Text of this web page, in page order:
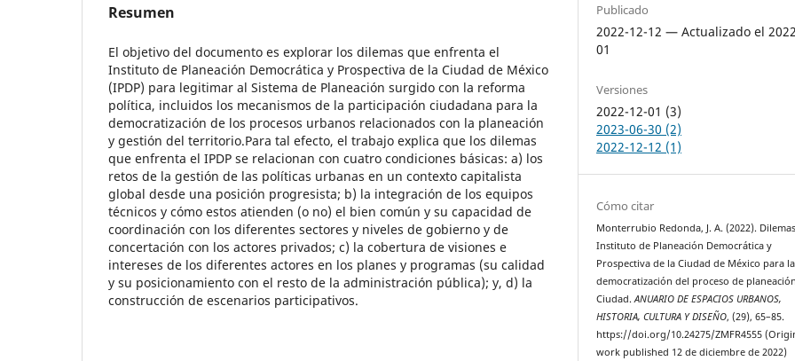
Resumen
El objetivo del documento es explorar los dilemas que enfrenta el
Instituto de Planeación Democrática y Prospectiva de la Ciudad de México
(IPDP) para legitimar al Sistema de Planeación surgido con la reforma
política, incluidos los mecanismos de la participación ciudadana para la
democratización de los procesos urbanos relacionados con la planeación
y gestión del territorio.Para tal efecto, el trabajo explica que los dilemas
que enfrenta el IPDP se relacionan con cuatro condiciones básicas: a) los
retos de la gestión de las políticas urbanas en un contexto capitalista
global desde una posición progresista; b) la integración de los equipos
técnicos y cómo estos atienden (o no) el bien común y su capacidad de
coordinación con los diferentes sectores y niveles de gobierno y de
concertación con los actores privados; c) la cobertura de visiones e
intereses de los diferentes actores en los planes y programas (su calidad
y su posicionamiento con el resto de la administración pública); y, d) la
construcción de escenarios participativos.
Publicado
2022-12-12 — Actualizado el
01
Versiones
2022-12-01 (3)
2023-06-30 (2)
2022-12-12 (1)
Cómo citar
Monterrubio Redonda, J. A. (2022).
Instituto de Planeación Democrática y
Prospectiva de la Ciudad de México para la
democratización del proceso de
Ciudad.ANUARIO DE ESPACIOS URBANOS,
HISTORIA, CULTURA Y DISEÑO, (29), 65–85.
https://doi.org/10.24275/ZMFR4555
work published 12 de diciembre de 2022)